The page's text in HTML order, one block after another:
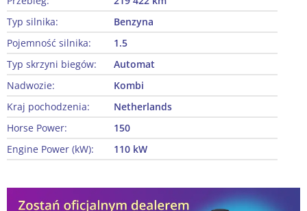
Typ silnika:
Benzyna
Pojemność silnika:
1.5
Typ skrzyni biegów:
Automat
Nadwozie:
Kombi
Kraj pochodzenia:
Netherlands
Horse Power:
150
Engine Power (kW):
110 kW